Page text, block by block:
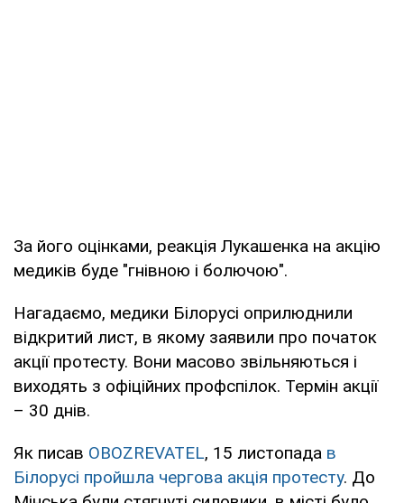
За його оцінками, реакція Лукашенка на акцію
медиків буде "гнівною і болючою".
Нагадаємо, медики Білорусі оприлюднили
відкритий лист, в якому заявили про початок
акції протесту. Вони масово звільняються і
виходять з офіційних профспілок. Термін акції
– 30 днів.
Як писав OBOZREVATEL, 15 листопада в
Білорусі пройшла чергова акція протесту. До